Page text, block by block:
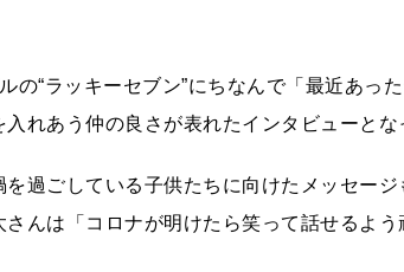
の“ラッキーセブン”にちなんで「最近あっ
れあう仲の良さが表れたインタビューとな
を過ごしている子供たちに向けたメッセー
んは「コロナが明けたら笑って話せるよう